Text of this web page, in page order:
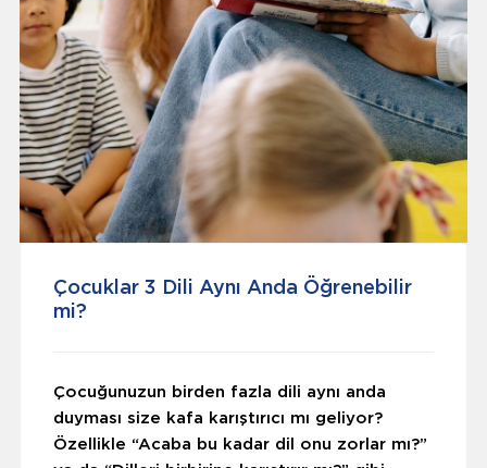
Çocuklar 3 Dili Aynı Anda Öğrenebilir
mi?
Çocuğunuzun birden fazla dili aynı anda
duyması size kafa karıştırıcı mı geliyor?
Özel
likle “Acaba bu kadar dil onu zorlar mı?”